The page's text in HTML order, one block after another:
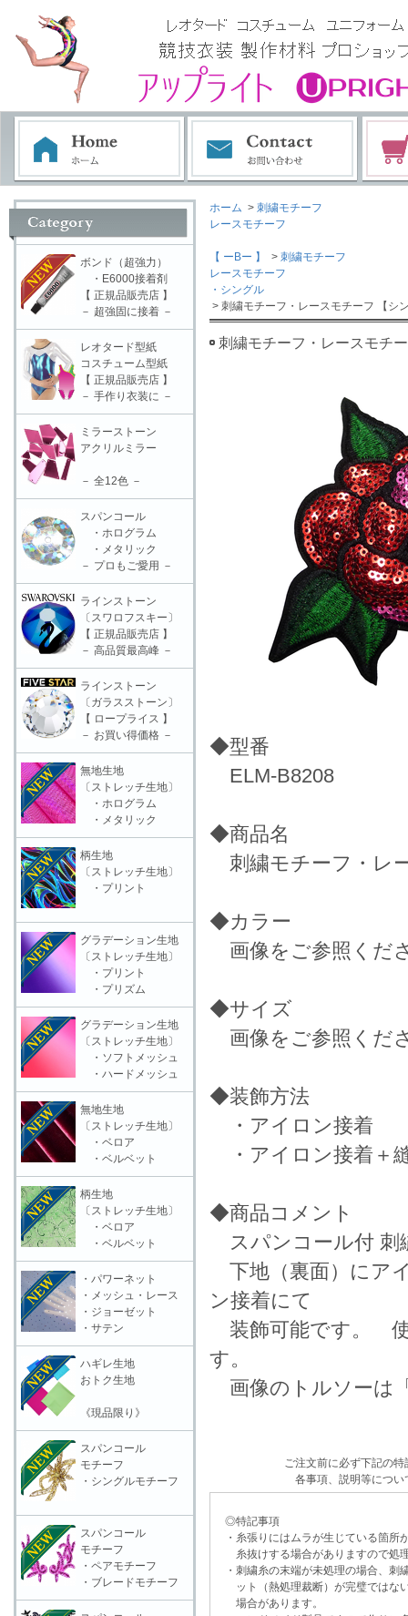
ホーム > 刺繍モチーフ
レースモチーフ
【 ーBー 】 > 刺繍モチーフ
レースモチーフ
・シングル
> 刺繍モチーフ・レースモチーフ 【シ
刺繍モチーフ・レースモチ
◆型番
ELM-B8208
◆商品名
刺繍モチーフ・レ
◆カラー
画像をご参照くだ
◆サイズ
画像をご参照くだ
◆装飾方法
・アイロン接着
・アイロン接着＋
◆商品コメント
スパンコール付 刺
下地（裏面）にア
ン接着にて
装飾可能です。 使
す。
画像のトルソーは
ご注文前に必ず下記の
各事項、説明等につい
◎特記事項
・糸張りにはムラが生じている箇所
糸抜けする場合がありますので処
・刺繍糸の末端が未処理の場合、刺
ット（熱処理裁断）が完璧ではな
場合があります。
ボンド（超強力）
・E6000接着剤
【 正規品販売店 】
－ 超強固に接着 －
レオタード型紙
コスチューム型紙
【 正規品販売店 】
－ 手作り衣装に －
ミラーストーン
アクリルミラー
－ 全12色 －
スパンコール
・ホログラム
・メタリック
－ プロもご愛用 －
ラインストーン
〔スワロフスキー〕
【 正規品販売店 】
－ 高品質最高峰 －
ラインストーン
〔ガラスストーン〕
【 ロープライス 】
－ お買い得価格 －
無地生地
〔ストレッチ生地〕
・ホログラム
・メタリック
柄生地
〔ストレッチ生地〕
・プリント
グラデーション生地
〔ストレッチ生地〕
・プリント
・プリズム
グラデーション生地
〔ストレッチ生地〕
・ソフトメッシュ
・ハードメッシュ
無地生地
〔ストレッチ生地〕
・ベロア
・ベルベット
柄生地
〔ストレッチ生地〕
・ベロア
・ベルベット
・パワーネット
・メッシュ・レース
・ジョーゼット
・サテン
ハギレ生地
おトク生地
《現品限り》
スパンコール
モチーフ
・シングルモチーフ
スパンコール
モチーフ
・ペアモチーフ
・ブレードモチーフ